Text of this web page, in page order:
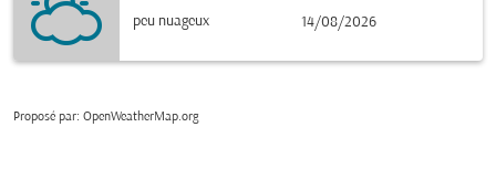
peu nuageux
14/08/2026
Proposé par: OpenWeatherMap.org